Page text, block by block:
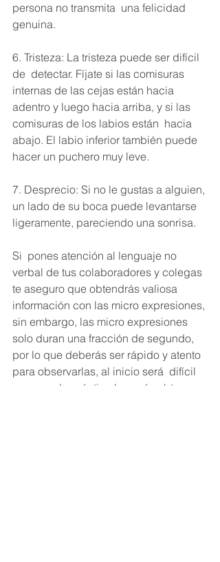
persona no transmita  una felicidad
genuina.
6. Tristeza: La tristeza puede ser difícil
de  detectar. Fíjate si las comisuras
internas de las cejas están hacia
adentro y luego hacia arriba, y si las
comisuras de los labios están  hacia
abajo. El labio inferior también puede
hacer un puchero muy leve.
7. Desprecio: Si no le gustas a alguien,
un lado de su boca puede levantarse
ligeramente, pareciendo una sonrisa.
Si  pones atención al lenguaje no
verbal de tus colaboradores y colegas
te aseguro que obtendrás valiosa
información con las micro expresiones,
sin embargo, las micro expresiones
solo duran una fracción de segundo,
por lo que deberás ser rápido y atento
para observarlas, al inicio será  difícil
pero con la práctica lograrás obtener